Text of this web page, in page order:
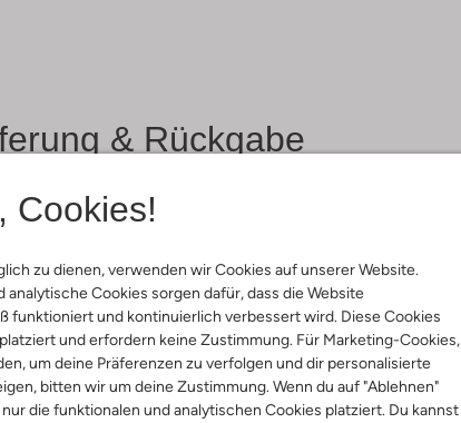
Cookies!
zu dienen, verwenden wir Cookies auf unserer Website.
analytische Cookies sorgen dafür, dass die Website
funktioniert und kontinuierlich verbessert wird. Diese Cookies
und erfordern keine Zustimmung. Für Marketing-Cookies,
um deine Präferenzen zu verfolgen und dir personalisierte
bitten wir um deine Zustimmung. Wenn du auf "Ablehnen"
die funktionalen und analytischen Cookies platziert. Du kannst
& Rückgabe
&